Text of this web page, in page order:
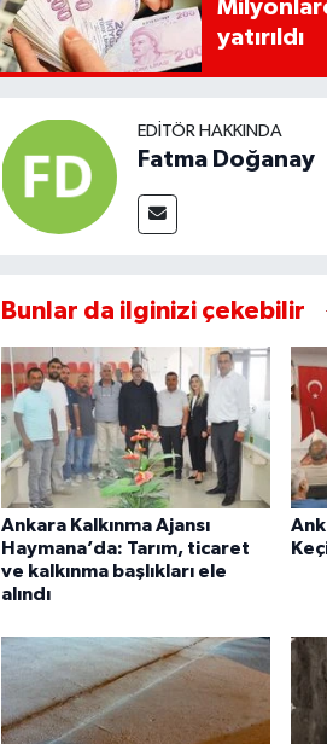
yatırıldı
EDITÖR HAKKINDA
Fatma Doğanay
Bunlar da ilginizi çekebilir
Ankara Kalkınma Ajansı
Haymana’da: Tarım, ticaret
ve kalkınma başlıkları ele
alındı